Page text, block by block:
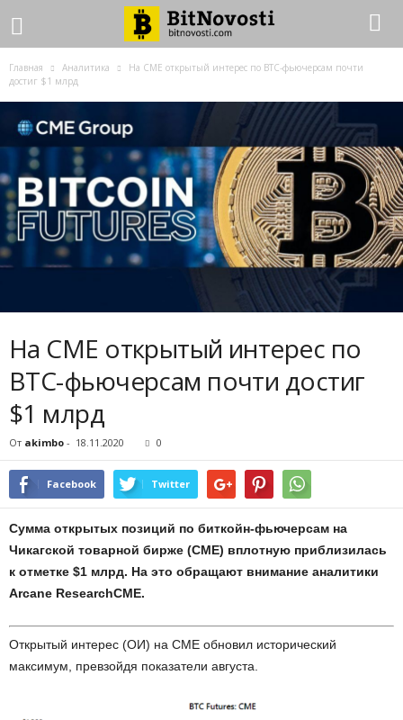
Главная Аналитика
На CME открытый интерес по BTC-фьючерсам почти
достиг $1 млрд
На CME открытый интерес по
BTC-фьючерсам почти достиг
$1 млрд
От akimbo - 18.11.2020 0
Facebook Twitter
Сумма открытых позиций по биткойн-фьючерсам на
Чикагской товарной бирже (CME) вплотную приблизилась
к отметке $1 млрд. На это обращают внимание аналитики
Arcane ResearchCME.
Открытый интерес (ОИ) на CME обновил исторический
максимум, превзойдя показатели августа.